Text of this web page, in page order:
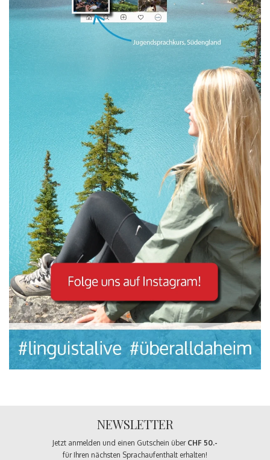
NEWSLETTER
Jetzt anmelden und einen Gutschein über CHF 50.-
für Ihren nächsten Sprachaufenthalt erhalten!